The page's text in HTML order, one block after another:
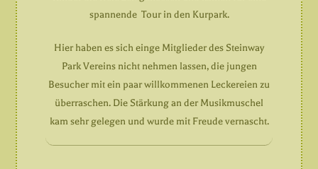
spannende Tour in den Kurpark.
Hier haben es sich einge Mitglieder des Steinway
Park Vereins nicht nehmen lassen, die jungen
Besucher mit ein paar willkommenen Leckereien zu
überraschen. Die Stärkung an der Musikmuschel
kam sehr gelegen und wurde mit Freude vernascht.